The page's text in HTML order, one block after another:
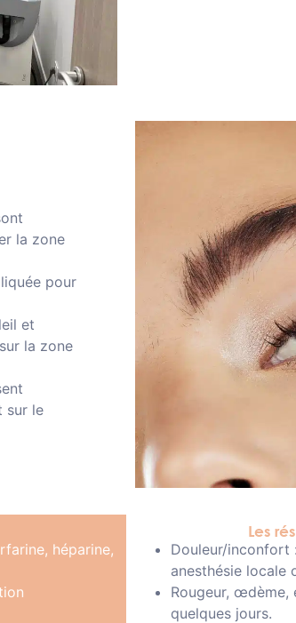
la zone
pour
et
la zone
sur le
héparine,
Les
Douleur/inconfort
anesthésie locale
Rougeur, œdème,
quelques jours.